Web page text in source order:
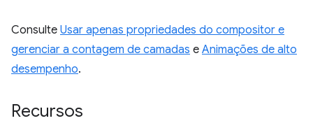
Consulte Usar apenas propriedades do compositor e
gerenciar a contagem de camadas e Animações de alto
desempenho.
Recursos